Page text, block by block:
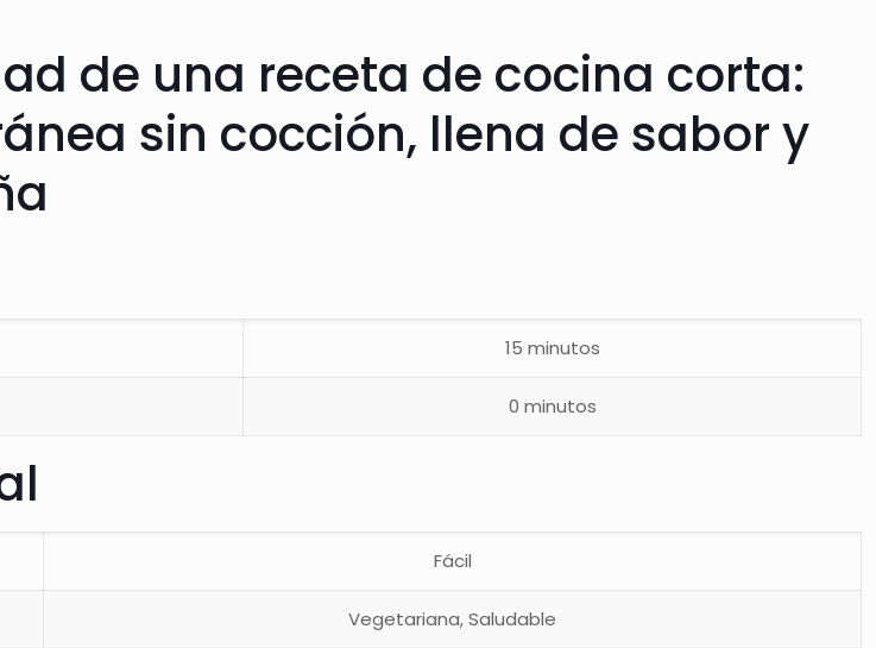
de una receta de cocina corta:
sin cocción, llena de sabor y
15 minutos
0 minutos
Fácil
Vegetariana, Saludable